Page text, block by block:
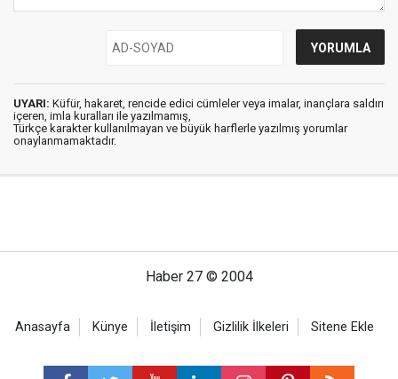
UYARI: Küfür, hakaret, rencide edici cümleler veya imalar, inançlara saldırı
içeren, imla kuralları ile yazılmamış,
Türkçe karakter kullanılmayan ve büyük harflerle yazılmış yorumlar
onaylanmamaktadır.
Haber 27 © 2004
Anasayfa Künye İletişim Gizlilik İlkeleri Sitene Ekle